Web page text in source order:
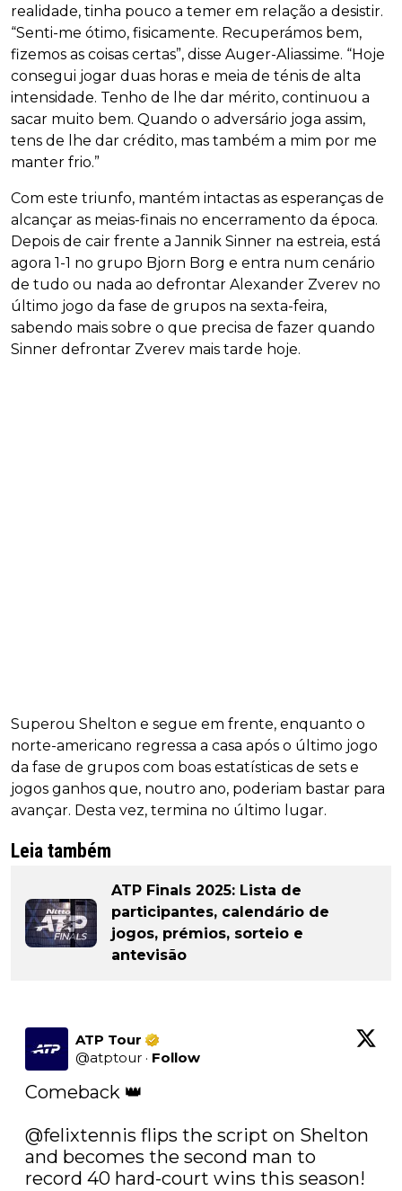
realidade, tinha pouco a temer em relação a desistir.
“Senti-me ótimo, fisicamente. Recuperámos bem,
fizemos as coisas certas”, disse Auger-Aliassime. “Hoje
consegui jogar duas horas e meia de ténis de alta
intensidade. Tenho de lhe dar mérito, continuou a
sacar muito bem. Quando o adversário joga assim,
tens de lhe dar crédito, mas também a mim por me
manter frio.”
Com este triunfo, mantém intactas as esperanças de
alcançar as meias-finais no encerramento da época.
Depois de cair frente a Jannik Sinner na estreia, está
agora 1-1 no grupo Bjorn Borg e entra num cenário
de tudo ou nada ao defrontar Alexander Zverev no
último jogo da fase de grupos na sexta-feira,
sabendo mais sobre o que precisa de fazer quando
Sinner defrontar Zverev mais tarde hoje.
Superou Shelton e segue em frente, enquanto o
norte-americano regressa a casa após o último jogo
da fase de grupos com boas estatísticas de sets e
jogos ganhos que, noutro ano, poderiam bastar para
avançar. Desta vez, termina no último lugar.
Leia também
ATP Finals 2025: Lista de
participantes, calendário de
jogos, prémios, sorteio e
antevisão
ATP Tour
@atptour · Follow
Comeback 👑
@felixtennis flips the script on Shelton
and becomes the second man to
record 40 hard-court wins this season!